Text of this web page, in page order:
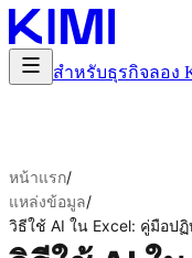
สำหรับธุรกิจลอง
หน้าแรก/
แหล่งข้อมูล/
วิธีใช้ AI ใน Excel: คู่มือปฏิ